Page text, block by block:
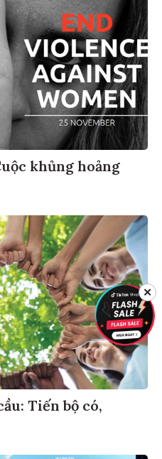
khủng hoảng
Tiến bộ có,
✕